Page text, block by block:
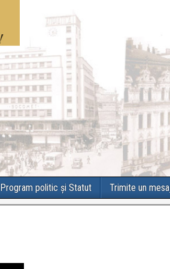
Program politic și Statut Trimite un